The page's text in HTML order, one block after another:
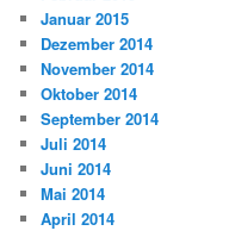
Januar 2015
Dezember 2014
November 2014
Oktober 2014
September 2014
Juli 2014
Juni 2014
Mai 2014
April 2014